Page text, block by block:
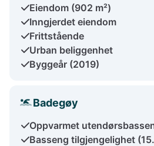
Eiendom (902 m²)
Inngjerdet eiendom
Frittstående
Urban beliggenhet
Byggeår (2019)
Badegøy
Oppvarmet
Basseng tilgjengelighet